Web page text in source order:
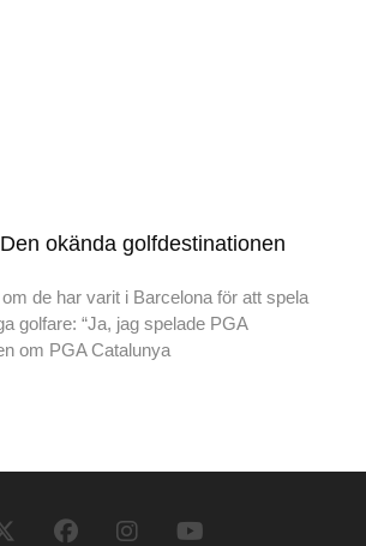
okända golfdestinationen
de har varit i Barcelona för att spela
golfare: “Ja, jag spelade PGA
om PGA Catalunya